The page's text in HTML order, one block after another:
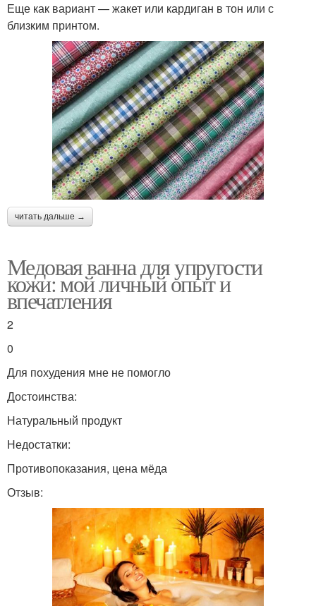
Еще как вариант — жакет или кардиган в тон или с
близким принтом.
читать дальше →
Медовая ванна для упругости
кожи: мой личный опыт и
впечатления
2
0
Для похудения мне не помогло
Достоинства:
Натуральный продукт
Недостатки:
Противопоказания, цена мёда
Отзыв: